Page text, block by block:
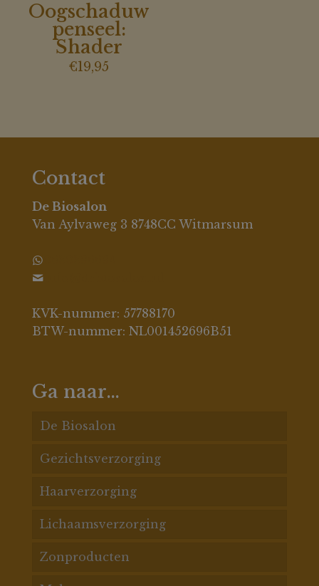
Oogschaduw
penseel:
Shader
€19,95
Contact
De Biosalon
Van Aylvaweg 3 8748CC Witmarsum
KVK-nummer: 57788170
BTW-nummer: NL001452696B51
Ga naar…
De Biosalon
De Biosalon behandelingen
Acnespecialisatie
Gezichtsbehandelingen
Massages
Gezichtsverzorging
Acne huid
Pigment
Rosacea
Haarverzorging
Haarconditioners
Haarmaskers
Lichaamsverzorging
Badproducten
Zonproducten